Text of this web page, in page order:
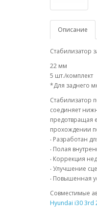
Описание
Стабилизатор
22 мм
5 шт./комплект
*Для заднего
Стабилизатор
соединяет
предотвращая
прохождении
‧ Разработан
‧ Полая
‧ Коррекция
‧ Улучшение
‧ Повышенная
Совместимые
Hyundai i30 3rd